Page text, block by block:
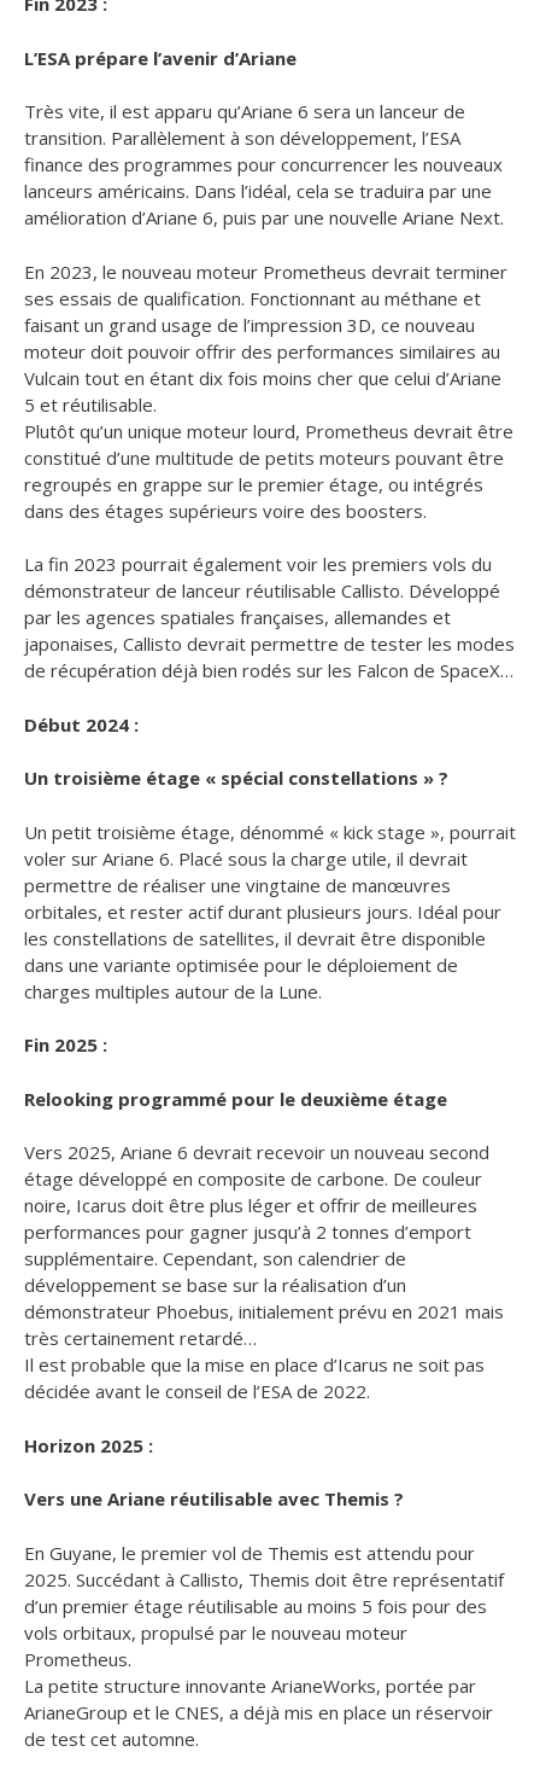
L’ESA prépare l’avenir d’Ariane
Très vite, il est apparu qu’Ariane 6 sera un lanceur de
transition. Parallèlement à son développement, l’ESA
finance des programmes pour concurrencer les nouveaux
lanceurs américains. Dans l’idéal, cela se traduira par une
amélioration d’Ariane 6, puis par une nouvelle Ariane Next.
En 2023, le nouveau moteur Prometheus devrait terminer
ses essais de qualification. Fonctionnant au méthane et
faisant un grand usage de l’impression 3D, ce nouveau
moteur doit pouvoir offrir des performances similaires au
Vulcain tout en étant dix fois moins cher que celui d’Ariane
5 et réutilisable.
Plutôt qu’un unique moteur lourd, Prometheus devrait être
constitué d’une multitude de petits moteurs pouvant être
regroupés en grappe sur le premier étage, ou intégrés
dans des étages supérieurs voire des boosters.
La fin 2023 pourrait également voir les premiers vols du
démonstrateur de lanceur réutilisable Callisto. Développé
par les agences spatiales françaises, allemandes et
japonaises, Callisto devrait permettre de tester les modes
de récupération déjà bien rodés sur les Falcon de SpaceX…
Début 2024 :
Un troisième étage « spécial constellations » ?
Un petit troisième étage, dénommé « kick stage », pourrait
voler sur Ariane 6. Placé sous la charge utile, il devrait
permettre de réaliser une vingtaine de manœuvres
orbitales, et rester actif durant plusieurs jours. Idéal pour
les constellations de satellites, il devrait être disponible
dans une variante optimisée pour le déploiement de
charges multiples autour de la Lune.
Fin 2025 :
Relooking programmé pour le deuxième étage
Vers 2025, Ariane 6 devrait recevoir un nouveau second
étage développé en composite de carbone. De couleur
noire, Icarus doit être plus léger et offrir de meilleures
performances pour gagner jusqu’à 2 tonnes d’emport
supplémentaire. Cependant, son calendrier de
développement se base sur la réalisation d’un
démonstrateur Phoebus, initialement prévu en 2021 mais
très certainement retardé…
Il est probable que la mise en place d’Icarus ne soit pas
décidée avant le conseil de l’ESA de 2022.
Horizon 2025 :
Vers une Ariane réutilisable avec Themis ?
En Guyane, le premier vol de Themis est attendu pour
2025. Succédant à Callisto, Themis doit être représentatif
d’un premier étage réutilisable au moins 5 fois pour des
vols orbitaux, propulsé par le nouveau moteur
Prometheus.
La petite structure innovante ArianeWorks, portée par
ArianeGroup et le CNES, a déjà mis en place un réservoir
de test cet automne.